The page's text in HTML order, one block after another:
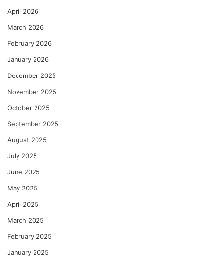
April 2026
March 2026
February 2026
January 2026
December 2025
November 2025
October 2025
September 2025
August 2025
July 2025
June 2025
May 2025
April 2025
March 2025
February 2025
January 2025